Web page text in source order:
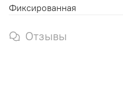
Фиксированная
Отзывы